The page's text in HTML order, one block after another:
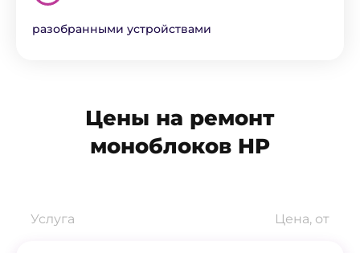
разобранными устройствами
Цены на ремонт
моноблоков HP
Услуга Цена, от